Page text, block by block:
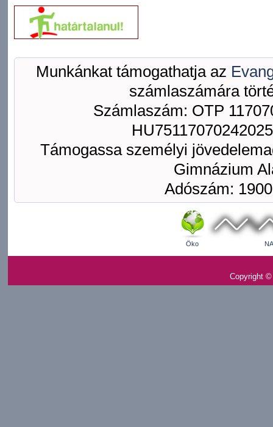
Munkánkat támogathatja az
számlaszámára
Számlaszám: OTP
Támogassa személyi
Gimnázium
Adószám:
Öko
Copyright